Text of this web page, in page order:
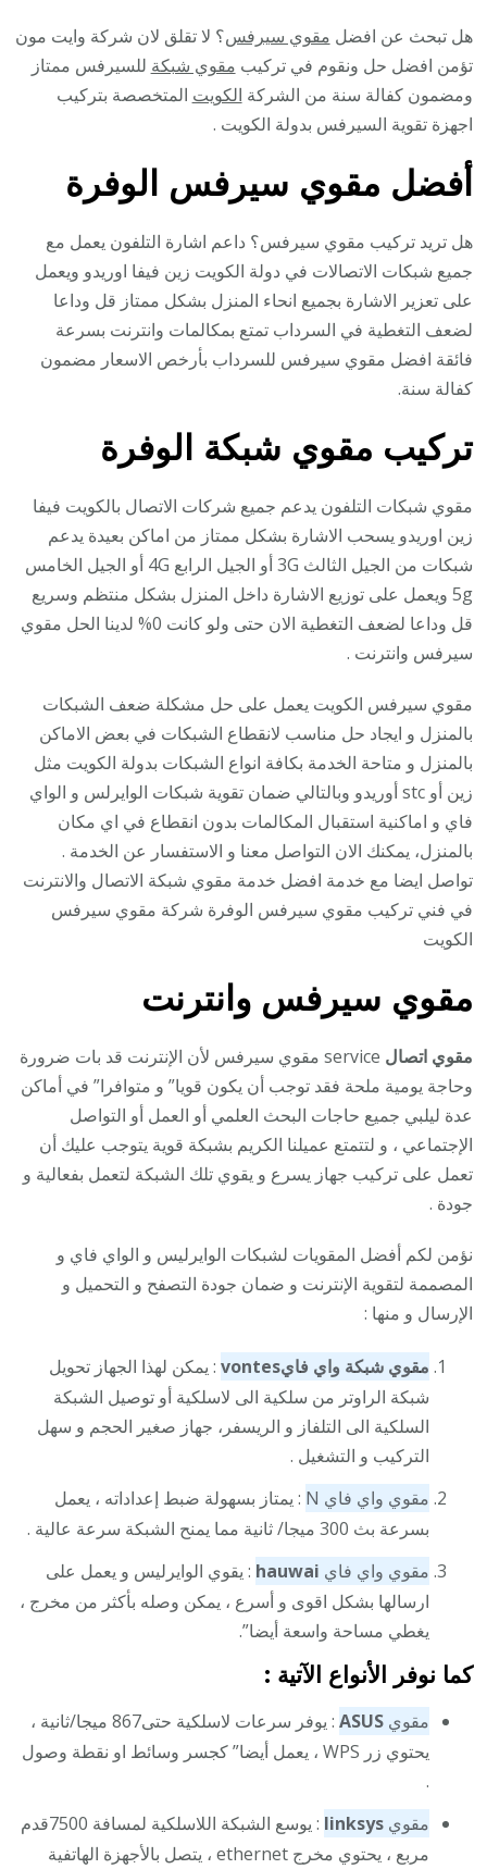
هل تبحث عن افضل مقوي سيرفس؟ لا تقلق لان شركة وايت مون
تؤمن افضل حل ونقوم في تركيب مقوي شبكة للسيرفس ممتاز
ومضمون كفالة سنة من الشركة الكويت المتخصصة بتركيب
اجهزة تقوية السيرفس بدولة الكويت .
أفضل مقوي سيرفس الوفرة
هل تريد تركيب مقوي سيرفس؟ داعم اشارة التلفون يعمل مع
جميع شبكات الاتصالات في دولة الكويت زين فيفا اوريدو ويعمل
على تعزير الاشارة بجميع انحاء المنزل بشكل ممتاز قل وداعا
لضعف التغطية في السرداب تمتع بمكالمات وانترنت بسرعة
فائقة افضل مقوي سيرفس للسرداب بأرخص الاسعار مضمون
كفالة سنة.
تركيب مقوي شبكة الوفرة
مقوي شبكات التلفون يدعم جميع شركات الاتصال بالكويت فيفا
زين اوريدو يسحب الاشارة بشكل ممتاز من اماكن بعيدة يدعم
شبكات من الجيل الثالث 3G أو الجيل الرابع 4G أو الجيل الخامس
5g ويعمل على توزيع الاشارة داخل المنزل بشكل منتظم وسريع
قل وداعا لضعف التغطية الان حتى ولو كانت 0% لدينا الحل مقوي
سيرفس وانترنت .
مقوي سيرفس الكويت يعمل على حل مشكلة ضعف الشبكات
بالمنزل و ايجاد حل مناسب لانقطاع الشبكات في بعض الاماكن
بالمنزل و متاحة الخدمة بكافة انواع الشبكات بدولة الكويت مثل
زين أو stc أوريدو وبالتالي ضمان تقوية شبكات الوايرلس و الواي
فاي و اماكنية استقبال المكالمات بدون انقطاع في اي مكان
بالمنزل، يمكنك الان التواصل معنا و الاستفسار عن الخدمة .
تواصل ايضا مع خدمة افضل خدمة مقوي شبكة الاتصال والانترنت
في فني تركيب مقوي سيرفس الوفرة شركة مقوي سيرفس
الكويت
مقوي سيرفس وانترنت
مقوي اتصال
service مقوي سيرفس لأن الإنترنت قد بات ضرورة
وحاجة يومية ملحة فقد توجب أن يكون قويا” و متوافرا” في أماكن
عدة ليلبي جميع حاجات البحث العلمي أو العمل أو التواصل
الإجتماعي ، و لتتمتع عميلنا الكريم بشبكة قوية يتوجب عليك أن
تعمل على تركيب جهاز يسرع و يقوي تلك الشبكة لتعمل بفعالية و
جودة .
نؤمن لكم أفضل المقويات لشبكات الوايرليس و الواي فاي و
المصممة لتقوية الإنترنت و ضمان جودة التصفح و التحميل و
الإرسال و منها :
مقوي شبكة واي فايvontes : يمكن لهذا الجهاز تحويل
شبكة الراوتر من سلكية الى لاسلكية أو توصيل الشبكة
السلكية الى التلفاز و الريسفر، جهاز صغير الحجم و سهل
التركيب و التشغيل .
مقوي واي فاي N
: يمتاز بسهولة ضبط إعداداته ، يعمل
بسرعة بث 300 ميجا/ ثانية مما يمنح الشبكة سرعة عالية .
مقوي واي فاي hauwai : يقوي الوايرليس و يعمل على
ارسالها بشكل اقوى و أسرع ، يمكن وصله بأكثر من مخرج ،
يغطي مساحة واسعة أيضا”.
كما نوفر الأنواع الآتية :
مقويASUS
: يوفر سرعات لاسلكية حتى867 ميجا/ثانية ،
يحتوي زر WPS ، يعمل أيضا” كجسر وسائط او نقطة وصول
.
مقويlinksys
: يوسع الشبكة اللاسلكية لمسافة 7500قدم
مربع ، يحتوي مخرج ethernet ، يتصل بالأجهزة الهاتفية